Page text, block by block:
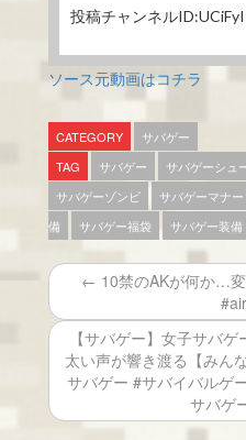
投稿チャンネル
ソース元動画はコチラ
CATEGORY
サバゲー
TAG
サバゲー サバゲーシュ
サバゲーゾンビ
サバゲーマナー
備
サバゲー福袋 サバゲー装備
← 10禁のAKが何か…
【サバゲー】女子サバ
太い声が響き渡る【みん
サバゲー #サバイバルゲ
サバゲ